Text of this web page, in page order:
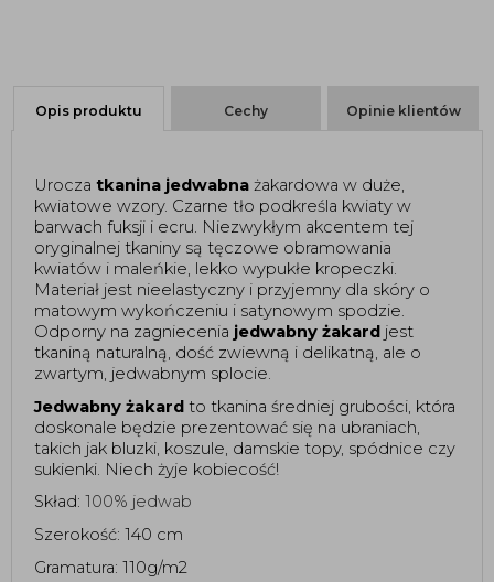
Opis produktu Cechy Opinie klientów
Urocza tkanina jedwabna żakardowa w duże,
kwiatowe wzory. Czarne tło podkreśla kwiaty w
barwach fuksji i ecru. Niezwykłym akcentem tej
oryginalnej tkaniny są tęczowe obramowania
kwiatów i maleńkie, lekko wypukłe kropeczki.
Materiał jest nieelastyczny i przyjemny dla skóry o
matowym wykończeniu i satynowym spodzie.
Odporny na zagniecenia jedwabny żakard jest
tkaniną naturalną, dość zwiewną i delikatną, ale o
zwartym, jedwabnym splocie.
Jedwabny żakard to tkanina średniej grubości, która
doskonale będzie prezentować się na ubraniach,
takich jak bluzki, koszule, damskie topy, spódnice czy
sukienki. Niech żyje kobiecość!
Skład: 100% jedwab
Szerokość: 140 cm
Gramatura: 110g/m2